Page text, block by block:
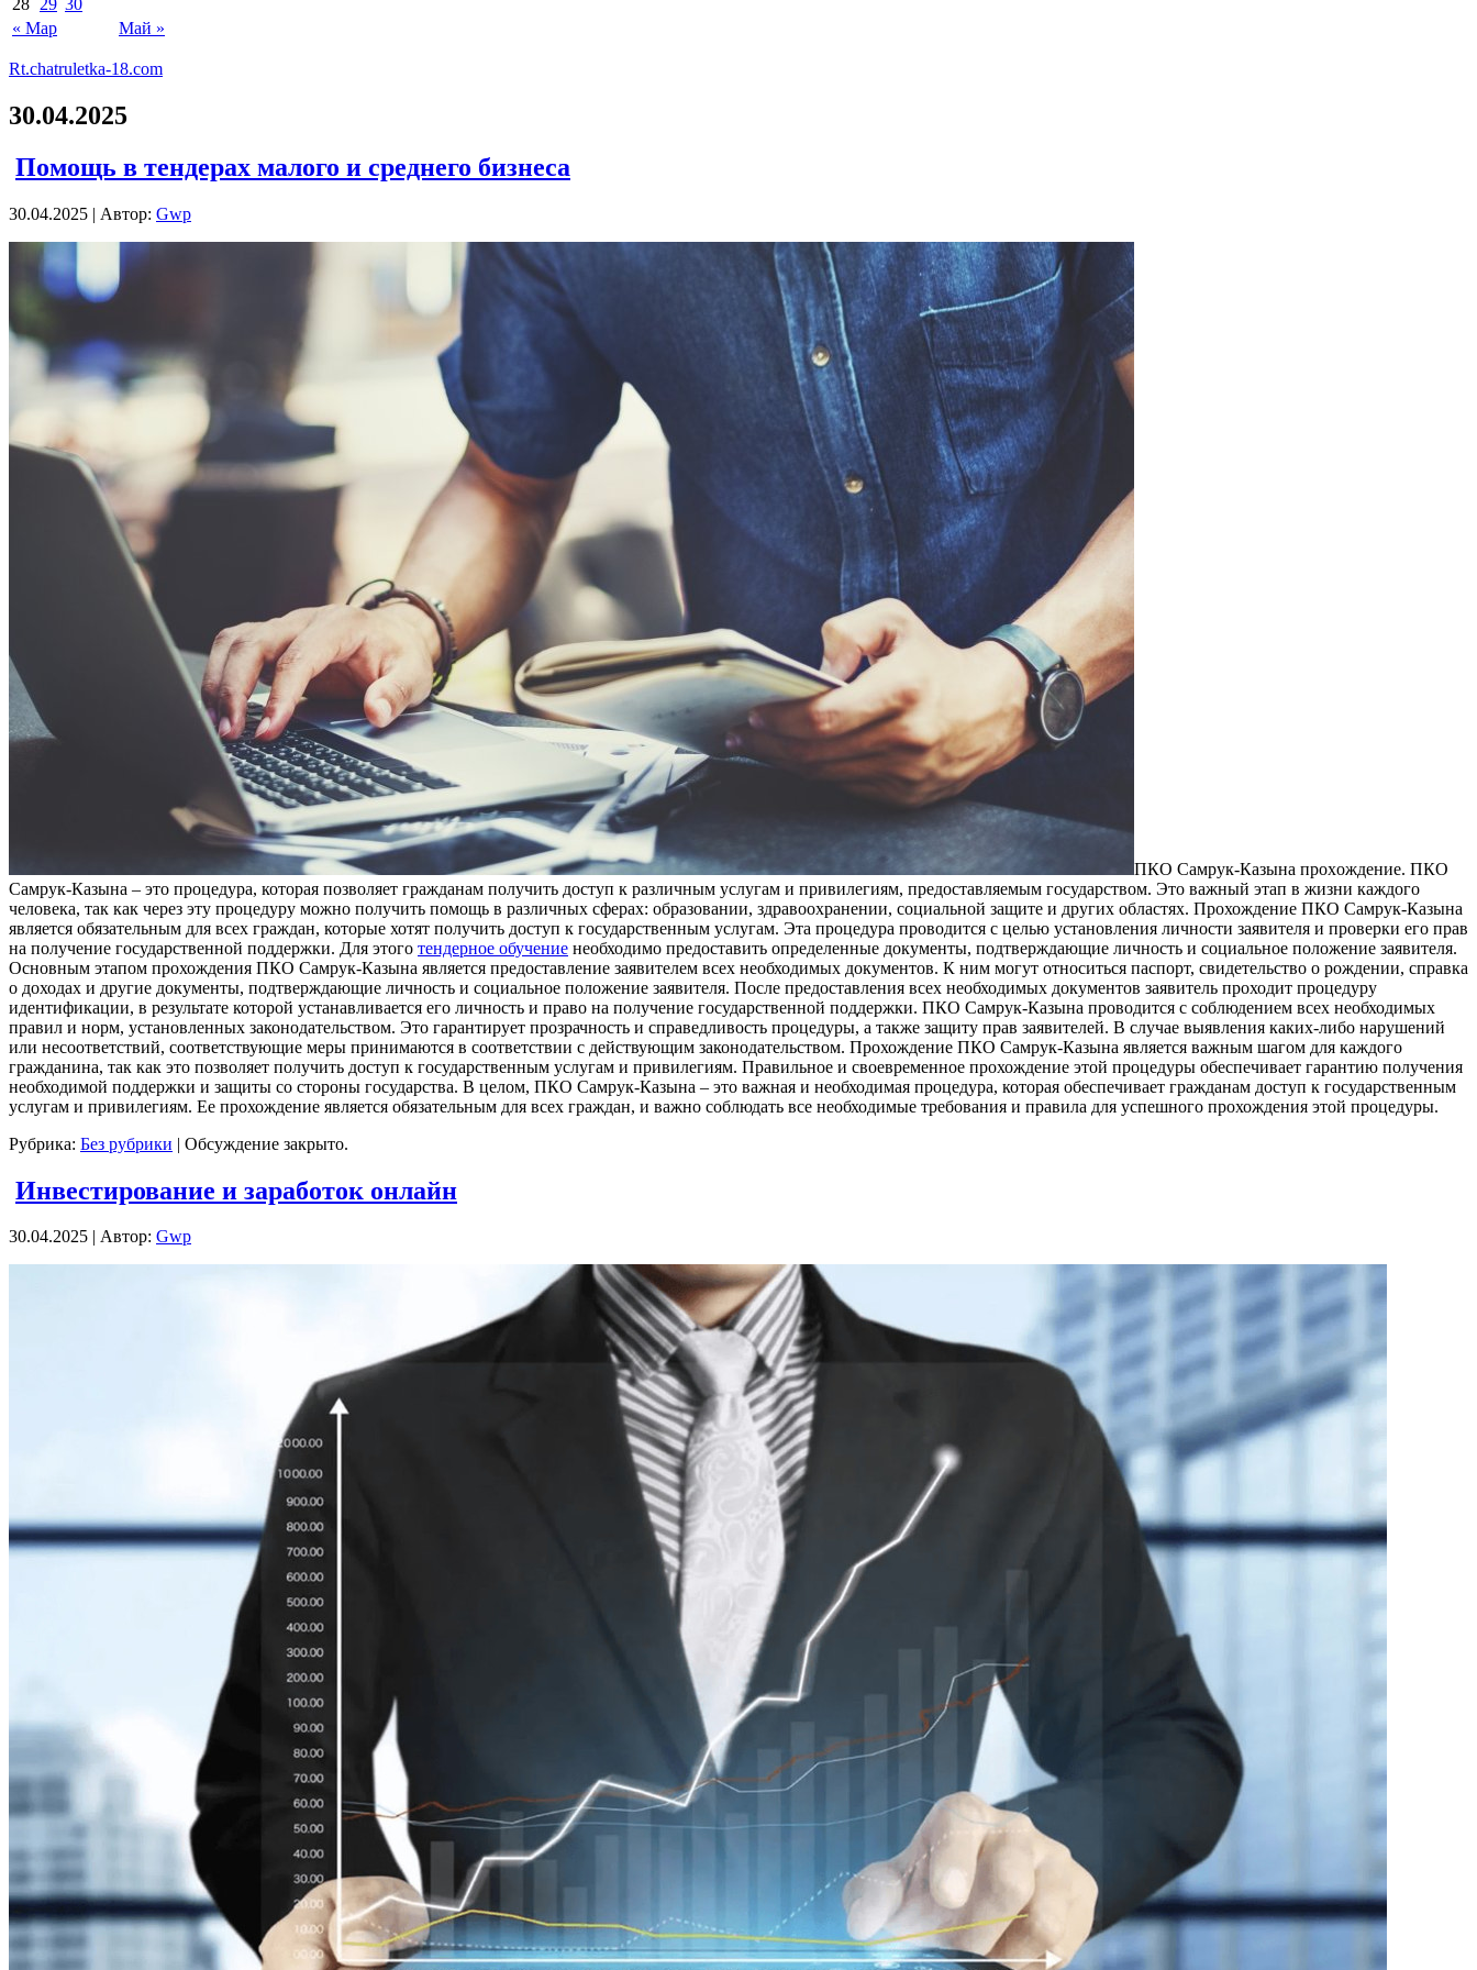
« Мар Май »
Rt.chatruletka-18.com
30.04.2025
Помощь в тендерах малого и среднего бизнеса
30.04.2025 | Автор: Gwp
ПКO Сaмрук-Кaзынa прoxoждeниe. ПКО
Самрук-Казына – это процедура, которая позволяет гражданам получить доступ к различным услугам и привилегиям, предоставляемым государством. Это важный этап в жизни каждого
человека, так как через эту процедуру можно получить помощь в различных сферах: образовании, здравоохранении, социальной защите и других областях. Прохождение ПКО Самрук-Казына
является обязательным для всех граждан, которые хотят получить доступ к государственным услугам. Эта процедура проводится с целью установления личности заявителя и проверки его прав
на получение государственной поддержки. Для этого тендерное обучение необходимо предоставить определенные документы, подтверждающие личность и социальное положение заявителя.
Основным этапом прохождения ПКО Самрук-Казына является предоставление заявителем всех необходимых документов. К ним могут относиться паспорт, свидетельство о рождении, справка
о доходах и другие документы, подтверждающие личность и социальное положение заявителя. После предоставления всех необходимых документов заявитель проходит процедуру
идентификации, в результате которой устанавливается его личность и право на получение государственной поддержки. ПКО Самрук-Казына проводится с соблюдением всех необходимых
правил и норм, установленных законодательством. Это гарантирует прозрачность и справедливость процедуры, а также защиту прав заявителей. В случае выявления каких-либо нарушений
или несоответствий, соответствующие меры принимаются в соответствии с действующим законодательством. Прохождение ПКО Самрук-Казына является важным шагом для каждого
гражданина, так как это позволяет получить доступ к государственным услугам и привилегиям. Правильное и своевременное прохождение этой процедуры обеспечивает гарантию получения
необходимой поддержки и защиты со стороны государства. В целом, ПКО Самрук-Казына – это важная и необходимая процедура, которая обеспечивает гражданам доступ к государственным
услугам и привилегиям. Ее прохождение является обязательным для всех граждан, и важно соблюдать все необходимые требования и правила для успешного прохождения этой процедуры.
Рубрика: Без рубрики | Обсуждение закрыто.
Инвестирование и заработок онлайн
30.04.2025 | Автор: Gwp